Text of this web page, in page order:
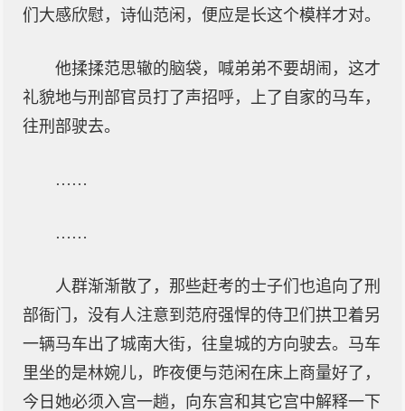
们大感欣慰，诗仙范闲，便应是长这个模样才对。
他揉揉范思辙的脑袋，喊弟弟不要胡闹，这才
礼貌地与刑部官员打了声招呼，上了自家的马车，
往刑部驶去。
……
……
人群渐渐散了，那些赶考的士子们也追向了刑
部衙门，没有人注意到范府强悍的侍卫们拱卫着另
一辆马车出了城南大街，往皇城的方向驶去。马车
里坐的是林婉儿，昨夜便与范闲在床上商量好了，
今日她必须入宫一趟，向东宫和其它宫中解释一下